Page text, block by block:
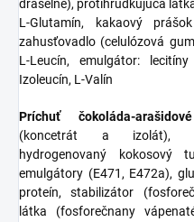
draselné), protihrudkujúca
L-Glutamín, kakaový
zahusťovadlo (celulózová
L-Leucín, emulgátor:
Izoleucín, L-Valín
Príchuť čokoláda-
(koncetrát a izolát),
hydrogenovaný kokosový
emulgátory (E471, E472a),
proteín, stabilizátor
látka (fosforečnany